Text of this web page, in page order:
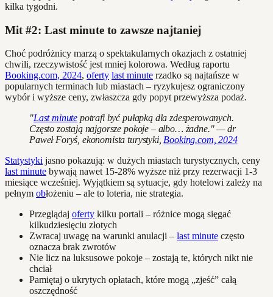
kilka tygodni.
Mit #2: Last minute to zawsze najtaniej
Choć podróżnicy marzą o spektakularnych okazjach z ostatniej
chwili, rzeczywistość jest mniej kolorowa. Według raportu
Booking.com, 2024, oferty last minute rzadko są najtańsze w
popularnych terminach lub miastach – ryzykujesz ograniczony
wybór i wyższe ceny, zwłaszcza gdy popyt przewyższa podaż.
"Last minute potrafi być pułapką dla zdesperowanych.
Często zostają najgorsze pokoje – albo… żadne." — dr
Paweł Foryś, ekonomista turystyki, Booking.com, 2024
Statystyki jasno pokazują: w dużych miastach turystycznych, ceny
last minute bywają nawet 15-28% wyższe niż przy rezerwacji 1-3
miesiące wcześniej. Wyjątkiem są sytuacje, gdy hotelowi zależy na
pełnym obłożeniu – ale to loteria, nie strategia.
Przeglądaj oferty kilku portali – różnice mogą sięgać
kilkudziesięciu złotych
Zwracaj uwagę na warunki anulacji – last minute często
oznacza brak zwrotów
Nie licz na luksusowe pokoje – zostają te, których nikt nie
chciał
Pamiętaj o ukrytych opłatach, które mogą „zjeść” całą
oszczędność